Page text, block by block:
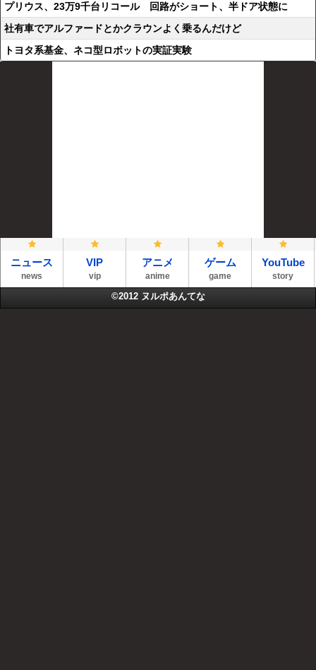
プリウス、23万9千台リコール 回路がショート、半ドア状態に
社有車でアルファードとかクラウンよく乗るんだけど
トヨタ系基金、ネコ型ロボットの実証実験
ニュース
news
VIP
vip
アニメ
anime
ゲーム
game
YouTube
story
©2012 ヌルポあんてな